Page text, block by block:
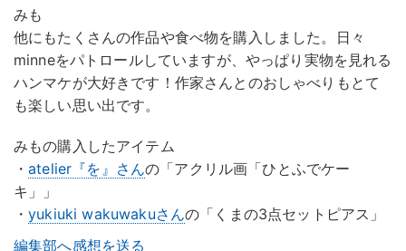
みも
他にもたくさんの作品や食べ物を購入しました。日々
minneをパトロールしていますが、やっぱり実物を見れる
ハンマケが大好きです！作家さんとのおしゃべりもとて
も楽しい思い出です。
みもの購入したアイテム
・atelier『を』さんの「アクリル画「ひとふでケー
キ」」
・yukiuki wakuwakuさんの「くまの3点セットピアス」
編集部へ感想を送る